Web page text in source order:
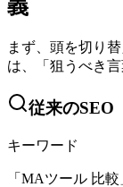
義
まず、頭を切り
は、「狙うべき
従来のSEO
キーワード
「MAツール 比較